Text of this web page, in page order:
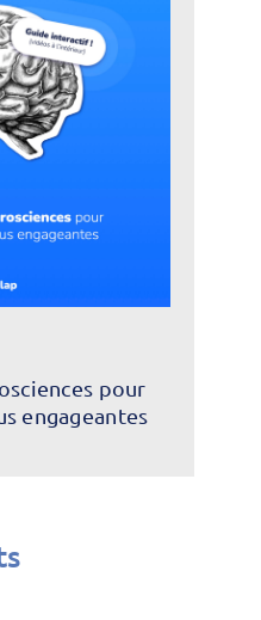
pour
engageantes